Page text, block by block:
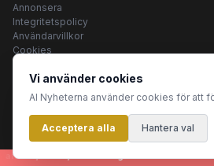
Annonsera
Integritetspolicy
Användarvillkor
Cookies
© 2026 AI Nyheterna •Integritetspolicy•
Innehållet produceras av
Vi använder cookies
AI Nyheterna använder cookies för att
Acceptera alla Hantera val
bilder, rubriker - genereras helt